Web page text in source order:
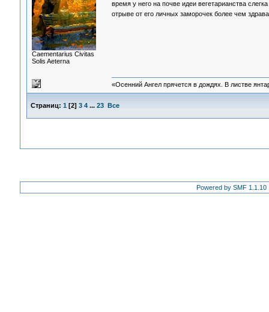
Сaementarius Civitas
Solis Aeterna
время у него на почве идеи вегетарианства
отрыве от его личных заморочек более чем
«Осенний Ангел прячется в дождях. В листве
Страниц: 1 [2] 3 4 ... 23 Все
Powered by SMF 1.1.10